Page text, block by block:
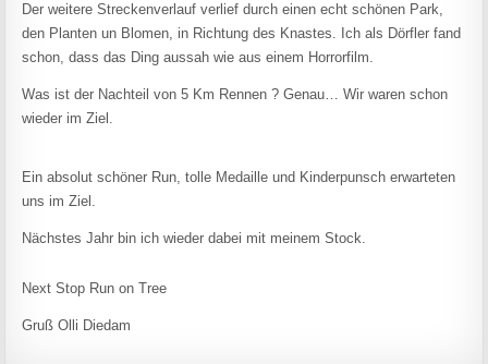
Der weitere Streckenverlauf verlief durch einen echt schönen Park,
den Planten un Blomen, in Richtung des Knastes. Ich als Dörfler fand
schon, dass das Ding aussah wie aus einem Horrorfilm.
Was ist der Nachteil von 5 Km Rennen ? Genau… Wir waren schon
wieder im Ziel.
Ein absolut schöner Run, tolle Medaille und Kinderpunsch erwarteten
uns im Ziel.
Nächstes Jahr bin ich wieder dabei mit meinem Stock.
Next Stop Run on Tree
Gruß Olli Diedam